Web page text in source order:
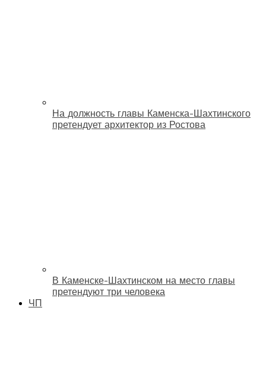
На должность главы Каменска-Шахтинского
претендует архитектор из Ростова
В Каменске-Шахтинском на место главы
претендуют три человека
ЧП